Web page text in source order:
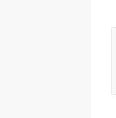
ainsi que les biens
: Il s'agit
relatives aux marchés
: